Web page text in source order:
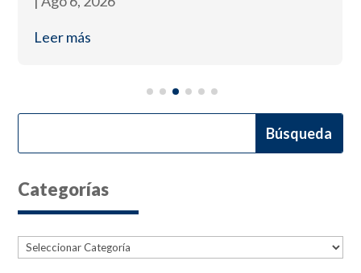
Leer más
Categorías
Categorías